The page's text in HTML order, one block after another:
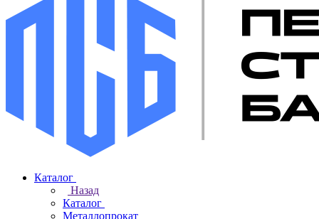
Каталог
Назад
Каталог
Металлопрокат